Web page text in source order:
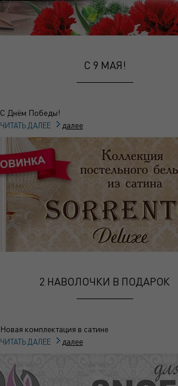
C 9 МАЯ!
С Днём Победы!
ЧИТАТЬ ДАЛЕЕ далее
2 НАВОЛОЧКИ В ПОДАРОК
Новая комплектация в сатине
ЧИТАТЬ ДАЛЕЕ далее